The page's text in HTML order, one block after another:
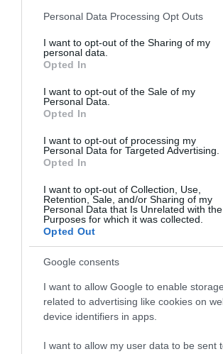
Please note that this website/app uses one
not limited to your visit or usage behaviour.
grant or deny consent to Google and its
use your data for below specified purposes
consent section.
Personal Data Processing Opt Outs
I want to opt-out of the Sharing of my
personal data.
Opted In
I want to opt-out of the Sale of my
Personal Data.
Opted In
I want to opt-out of processing my
Personal Data for Targeted Advertising.
Opted In
I want to opt-out of Collection, Use,
Retention, Sale, and/or Sharing of my
Personal Data that Is Unrelated with the
Purposes for which it was collected.
Opted Out
Google consents
I want to allow Google to enable storage
related to advertising like cookies on
device identifiers in apps.
I want to allow my user data to be sent
EGÉSZSÉGMEGŐRZÉS